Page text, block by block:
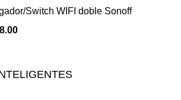
Switch WIFI doble Sonoff